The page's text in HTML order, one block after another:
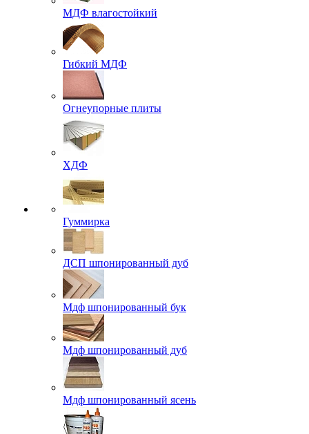
МДФ влагостойкий
Гибкий МДФ
Огнеупорные плиты
ХДФ
Гуммирка
ДСП шпонированный дуб
Мдф шпонированный бук
Мдф шпонированный дуб
Мдф шпонированный ясень